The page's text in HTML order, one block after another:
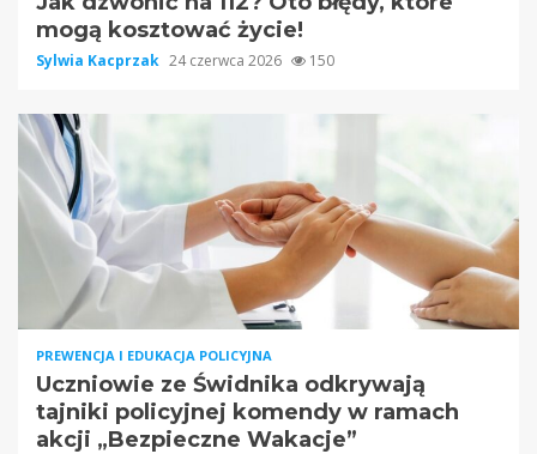
mogą kosztować życie!
Sylwia Kacprzak 24 czerwca 2026 150
PREWENCJA I EDUKACJA POLICYJNA
Uczniowie ze Świdnika odkrywają
tajniki policyjnej komendy w ramach
akcji „Bezpieczne Wakacje”